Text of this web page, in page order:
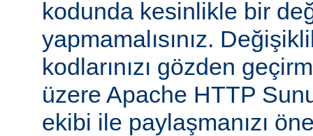
kodunda kesinlikle bir
yapmamalısınız.
kodlarınızı gözden
üzere Apache HTTP
ekibi ile paylaşmanızı